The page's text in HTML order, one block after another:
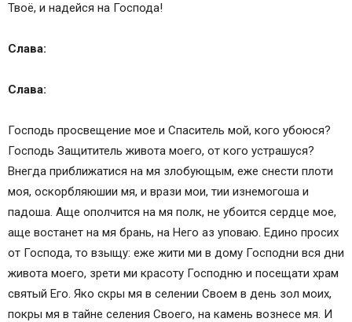
Твоё, и надейся на Господа!
Слава:
Слава:
Господь просвещение мое и Спаситель мой, кого убоюся?
Господь Защититель живота моего, от кого устрашуся?
Внегда приближатися на мя злобующым, еже снести плоти
моя, оскорбляюшии мя, и врази мои, тии изнемогоша и
падоша. Аще ополчится на мя полк, не убоится сердце мое,
аще востанет на мя брань, на Него аз уповаю. Едино просих
от Господа, то взыщу: еже жити ми в дому Господни вся дни
живота моего, зрети ми красоту Господню и посещати храм
святый Его. Яко скры мя в селении Своем в день зол моих,
покры мя в тайне селения Своего, на камень вознесе мя. И